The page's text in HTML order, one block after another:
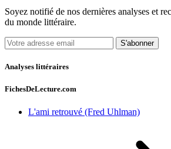
Soyez notifié de nos dernières analyses et
du monde littéraire.
S'abonner
Analyses littéraires
FichesDeLecture.com
L'ami retrouvé (Fred Uhlman)